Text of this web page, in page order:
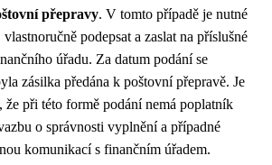
přepravy. V tomto případě je nutné
podepsat a zaslat na příslušné
úřadu. Za datum podání se
zásilka předána k poštovní přepravě. Je
že při této formě podání nemá poplatník
o správnosti vyplnění a případné
komunikací s finančním úřadem.